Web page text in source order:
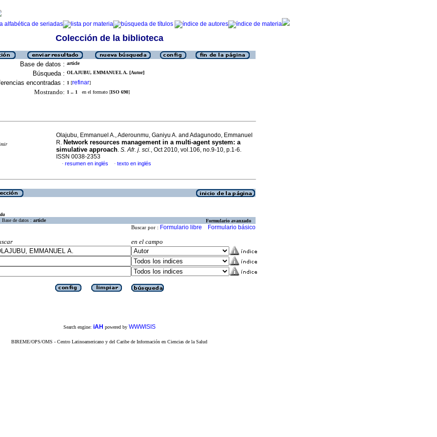
Colección de la biblioteca
Base de datos : article
Búsqueda : OLAJUBU, EMMANUEL A. [Autor]
encontradas : 1 [refinar]
Mostrando: 1 .. 1 en el formato [ISO 690]
Olajubu, Emmanuel A., Aderounmu, Ganiyu A. and Adagunodo, Emmanuel
R. Network resources management in a multi-agent system: a
simulative approach. S. Afr. j. sci., Oct 2010, vol.106, no.9-10, p.1-6.
ISSN 0038-2353
· resumen en inglés · texto en inglés
Base de datos : article Formulario avanzado
Buscar por : Formulario libre Formulario básico
en el campo
Search engine: iAH powered by WWWISIS
BIREME/OPS/OMS - Centro Latinoamericano y del Caribe de Información en Ciencias de la Salud